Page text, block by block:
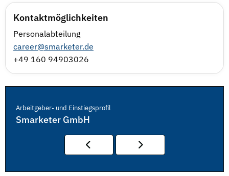
Kontaktmöglichkeiten
Personalabteilung
career@smarketer.de
+49 160 94903026
Arbeitgeber- und Einstiegsprofil
Smarketer GmbH